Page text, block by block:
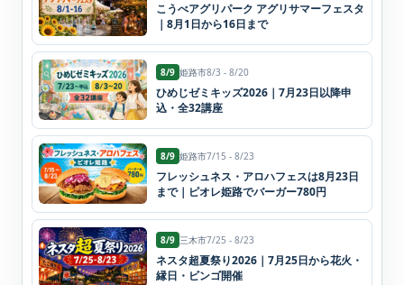
こうべアグリパーク アグリサマーフェスタ
｜8月1日から16日まで
8/9 姫路市8/3 - 8/20
ひめじゼミキッズ2026｜7月23日以降申
込・全32講座
8/9 姫路市7/15 - 8/23
フレッシュネス・アロハフェスは8月23日
まで｜ピオレ姫路でバーガー780円
8/9 三木市7/25 - 8/23
ネスタ超夏祭り2026｜7月25日から花火・
縁日・ビンゴ開催